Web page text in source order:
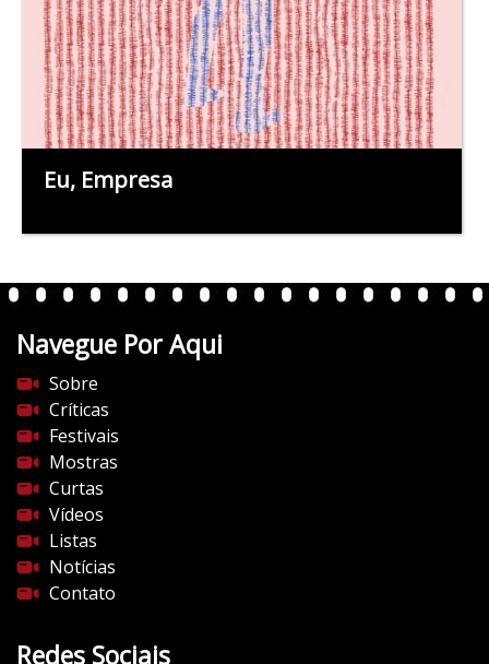
Eu, Empresa
Navegue Por Aqui
Sobre
Críticas
Festivais
Mostras
Curtas
Vídeos
Listas
Notícias
Contato
Redes Sociais